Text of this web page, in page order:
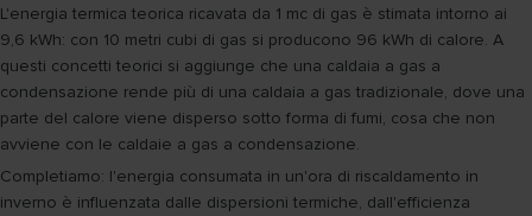
L'energia termica teorica ricavata da 1 mc di gas è stimata intorno ai
9,6 kWh: con 10 metri cubi di gas si producono 96 kWh di calore. A
questi concetti teorici si aggiunge che una caldaia a gas a
condensazione rende più di una caldaia a gas tradizionale, dove una
parte del calore viene disperso sotto forma di fumi, cosa che non
avviene con le caldaie a gas a condensazione.
Completiamo: l'energia consumata in un'ora di riscaldamento in
inverno è influenzata dalle dispersioni termiche, dall'efficienza